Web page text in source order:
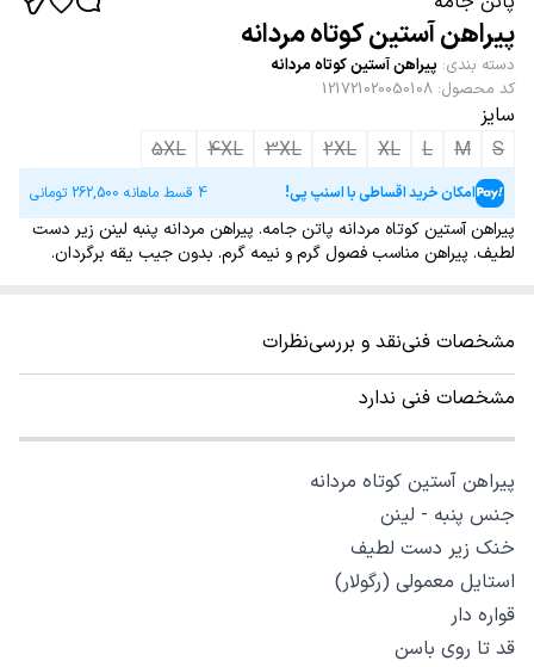
پیراهن آستین کوتاه مردانه
دسته بندی: پیراهن آستین کوتاه مردانه
کد محصول:
121721020050108
سایز
S
M
L
XL
2XL
3XL
4XL
5XL
امکان خرید اقساطی با اسنپ پی! 4 قسط ماهانه 262,500 تومانی
پیراهن آستین کوتاه مردانه پاتن جامه. پیراهن مردانه پنبه لینن زیر دست
لطیف. پیراهن مناسب فصول گرم و نیمه گرم. بدون جیب یقه برگردان.
مشخصات فنینقد و بررسینظرات
مشخصات فنی ندارد
پیراهن آستین کوتاه مردانه
جنس پنبه - لینن
خنک زیر دست لطیف
استایل معمولی (رگولار)
قواره دار
قد تا روی باسن